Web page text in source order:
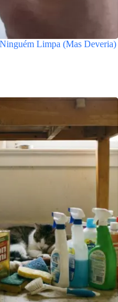
Limpa (Mas Deveria)